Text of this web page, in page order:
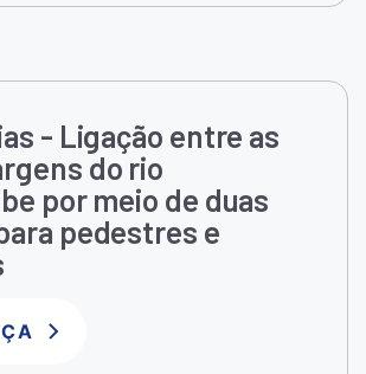
- Ligação entre as
do rio
por meio de duas
pedestres e